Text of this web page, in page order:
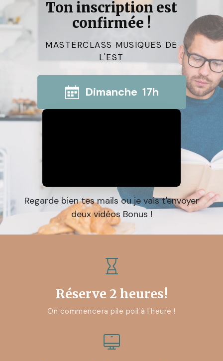
Ton inscription est
confirmée !
MASTERCLASS MUSIQUES DE
L'EST
Dimanche 17h
Regarde bien tes mails ou je vais t'envoyer
deux vidéos Bonus !
Réserve 2 heures!
On commencera pile poil à l'heure !